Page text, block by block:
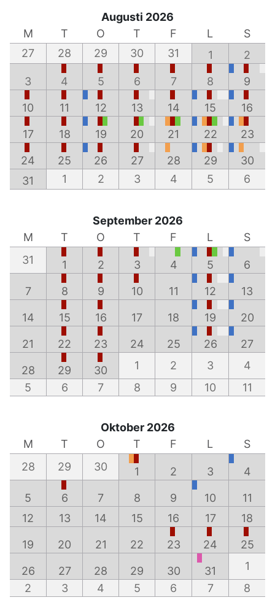
Augusti 2026
M
T O T F L
S
27
28 29 30 31 1 2
3 4 5 6 7 8 9
10 11 12 13 14 15 16
17 18 19 20 21 22 23
24 25 26 27 28 29
30
31
1 2 3 4 5 6
September 2026
M
T O T F L
S
31
1 2 3 4 5 6
7 8 9 10 11 12 13
14 15 16 17 18 19 20
21 22 23 24 25 26 27
28 29 30 1 2 3
4
5
6 7 8 9 10 11
Oktober 2026
M
T O T F L
S
28
29 30 1 2 3 4
5 6 7 8 9 10
11
12
13 14 15 16 17 18
19 20 21 22 23 24 25
26 27 28 29 30 31
1
2
3 4 5 6 7 8